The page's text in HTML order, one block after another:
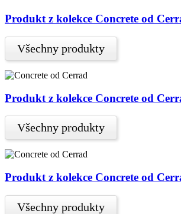
Produkt z kolekce Concrete od
Všechny produkty
Produkt z kolekce Concrete od
Všechny produkty
Produkt z kolekce Concrete od
Všechny produkty